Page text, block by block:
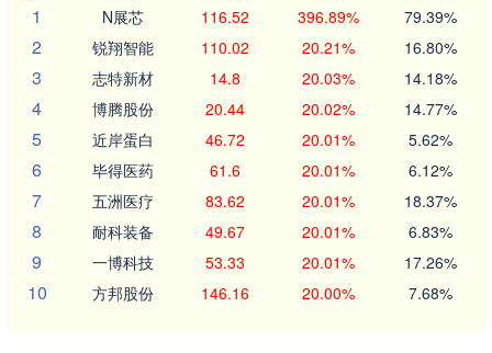
1
N展芯 116.52 396.89% 79.39%
2 锐翔智能 110.02 20.21% 16.80%
3 志特新材 14.8 20.03% 14.18%
4 博腾股份 20.44 20.02% 14.77%
5 近岸蛋白 46.72 20.01% 5.62%
6 毕得医药 61.6 20.01% 6.12%
7 五洲医疗 83.62 20.01% 18.37%
8 耐科装备 49.67 20.01% 6.83%
9 一博科技 53.33 20.01% 17.26%
10 方邦股份 146.16 20.00% 7.68%